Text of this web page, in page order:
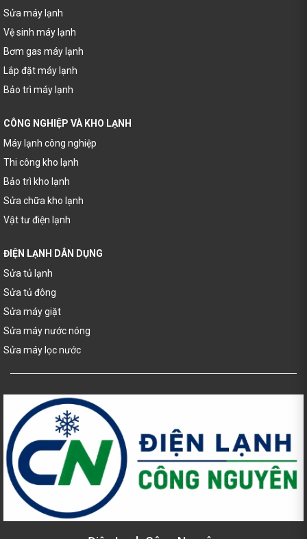
Sửa máy lạnh
Vệ sinh máy lạnh
Bơm gas máy lạnh
Lắp đặt máy lạnh
Bảo trì máy lạnh
CÔNG NGHIỆP VÀ KHO LẠNH
Máy lạnh công nghiệp
Thi công kho lạnh
Bảo trì kho lạnh
Sửa chữa kho lạnh
Vật tư điện lạnh
ĐIỆN LẠNH DÂN DỤNG
Sửa tủ lạnh
Sửa tủ đông
Sửa máy giặt
Sửa máy nước nóng
Sửa máy lọc nước